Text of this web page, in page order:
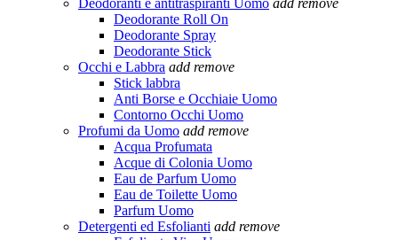
Deodoranti e antitraspiranti Uomo add remove
Deodorante Roll On
Deodorante Spray
Deodorante Stick
Occhi e Labbra add remove
Stick labbra
Anti Borse e Occhiaie Uomo
Contorno Occhi Uomo
Profumi da Uomo add remove
Acqua Profumata
Acque di Colonia Uomo
Eau de Parfum Uomo
Eau de Toilette Uomo
Parfum Uomo
Detergenti ed Esfolianti add remove